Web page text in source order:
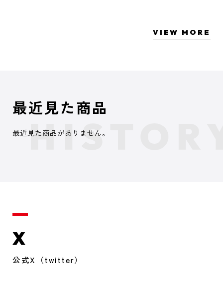
VIEW MORE
最近見た商品
最近見た商品がありません。
X
公式X（twitter）